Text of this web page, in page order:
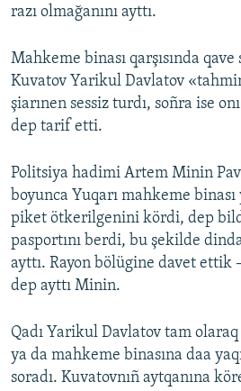
razı olmağanını ayttı.
Mahkeme binası qarşısında
Kuvatov Yarikul Davlatov
şiarınen sessiz turdı, soñra ise
dep tarif etti.
Politsiya hadimi Artem Minin
boyunca Yuqarı mahkeme
piket ötkerilgenini kördi, dep
pasportını berdi, bu şekilde
ayttı. Rayon bölügine davet ettik –
dep ayttı Minin.
Qadı Yarikul Davlatov tam olaraq
ya da mahkeme binasına daa
soradı. Kuvatovnıñ aytqanına